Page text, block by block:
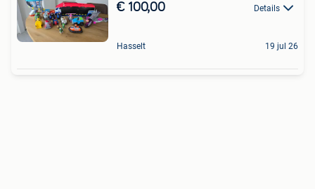
€ 100,00 Details
Hasselt 19 jul 26